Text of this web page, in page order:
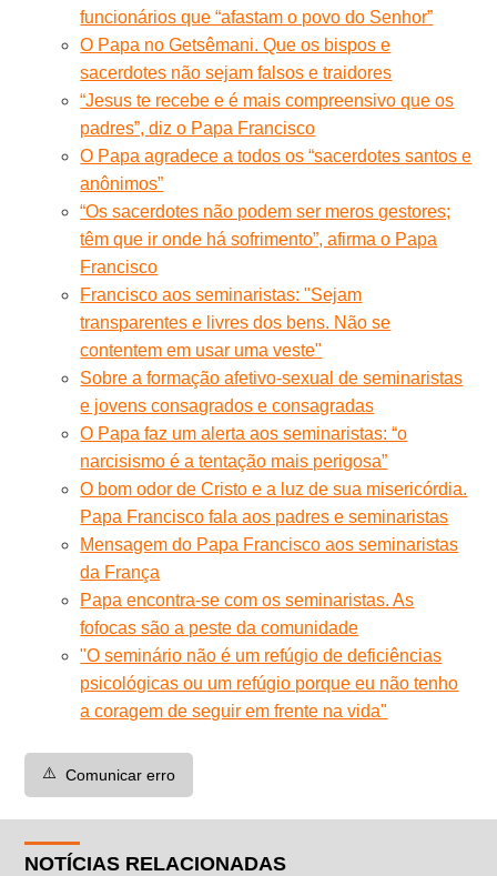
funcionários que “afastam o povo do Senhor”
O Papa no Getsêmani. Que os bispos e
sacerdotes não sejam falsos e traidores
“Jesus te recebe e é mais compreensivo que os
padres”, diz o Papa Francisco
O Papa agradece a todos os “sacerdotes santos e
anônimos”
“Os sacerdotes não podem ser meros gestores;
têm que ir onde há sofrimento”, afirma o Papa
Francisco
Francisco aos seminaristas: "Sejam
transparentes e livres dos bens. Não se
contentem em usar uma veste"
Sobre a formação afetivo-sexual de seminaristas
e jovens consagrados e consagradas
O Papa faz um alerta aos seminaristas: “o
narcisismo é a tentação mais perigosa”
O bom odor de Cristo e a luz de sua misericórdia.
Papa Francisco fala aos padres e seminaristas
Mensagem do Papa Francisco aos seminaristas
da França
Papa encontra-se com os seminaristas. As
fofocas são a peste da comunidade
"O seminário não é um refúgio de deficiências
psicológicas ou um refúgio porque eu não tenho
a coragem de seguir em frente na vida"
⚠️ Comunicar erro
NOTÍCIAS RELACIONADAS